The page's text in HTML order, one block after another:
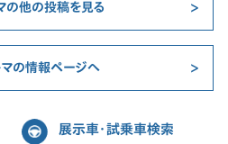
の他の投稿を見る
の情報ページへ
展示車・試乗車検索